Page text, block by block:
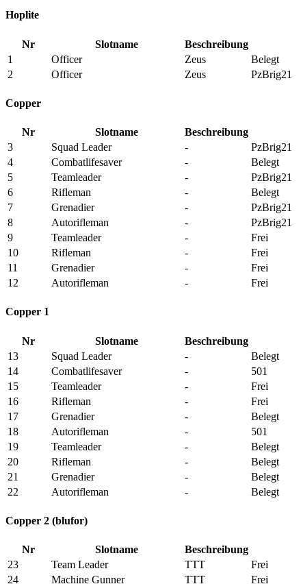
Hoplite
Nr Slotname Beschreibung
1
Officer Zeus
Belegt
2
Officer Zeus PzBrig21
Copper
Nr Slotname Beschreibung
3
Squad Leader -
PzBrig21
4
Combatlifesaver -
Belegt
5
Teamleader -
PzBrig21
6
Rifleman -
Belegt
7
Grenadier -
PzBrig21
8
Autorifleman -
PzBrig21
9
Teamleader -
Frei
10
Rifleman -
Frei
11
Grenadier -
Frei
12
Autorifleman - Frei
Copper 1
Nr Slotname Beschreibung
13
Squad Leader -
Belegt
14
Combatlifesaver -
501
15
Teamleader -
Frei
16
Rifleman -
Frei
17
Grenadier -
Belegt
18
Autorifleman -
501
19
Teamleader -
Belegt
20
Rifleman -
Belegt
21
Grenadier -
Belegt
22
Autorifleman - Belegt
Copper 2 (blufor)
Nr Slotname Beschreibung
23
Team Leader TTT
Frei
24
Machine Gunner TTT
Frei